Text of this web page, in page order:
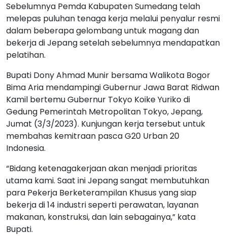
Sebelumnya Pemda Kabupaten Sumedang telah
melepas puluhan tenaga kerja melalui penyalur resmi
dalam beberapa gelombang untuk magang dan
bekerja di Jepang setelah sebelumnya mendapatkan
pelatihan.
Bupati Dony Ahmad Munir bersama Walikota Bogor
Bima Aria mendampingi Gubernur Jawa Barat Ridwan
Kamil bertemu Gubernur Tokyo Koike Yuriko di
Gedung Pemerintah Metropolitan Tokyo, Jepang,
Jumat (3/3/2023). Kunjungan kerja tersebut untuk
membahas kemitraan pasca G20 Urban 20
Indonesia.
“Bidang ketenagakerjaan akan menjadi prioritas
utama kami. Saat ini Jepang sangat membutuhkan
para Pekerja Berketerampilan Khusus yang siap
bekerja di 14 industri seperti perawatan, layanan
makanan, konstruksi, dan lain sebagainya,” kata
Bupati.